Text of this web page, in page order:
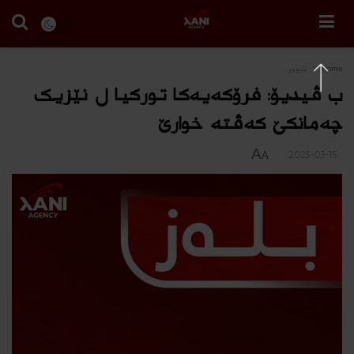
Home ئابوور
ب ڤیدیۆ: فرۆکەیەکا تورکیا ل نێزیک
چەمانکێ کەڤتە خوارێ
A
A